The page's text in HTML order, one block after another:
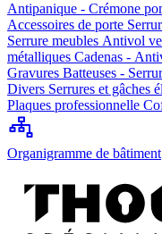
Antipanique - Crémone
Accessoires de porte
Serrure meubles Antivol
métalliques Cadenas -
Gravures Batteuses -
Divers Serrures et gâches
Plaques professionnelle
Organigramme de bâtiment